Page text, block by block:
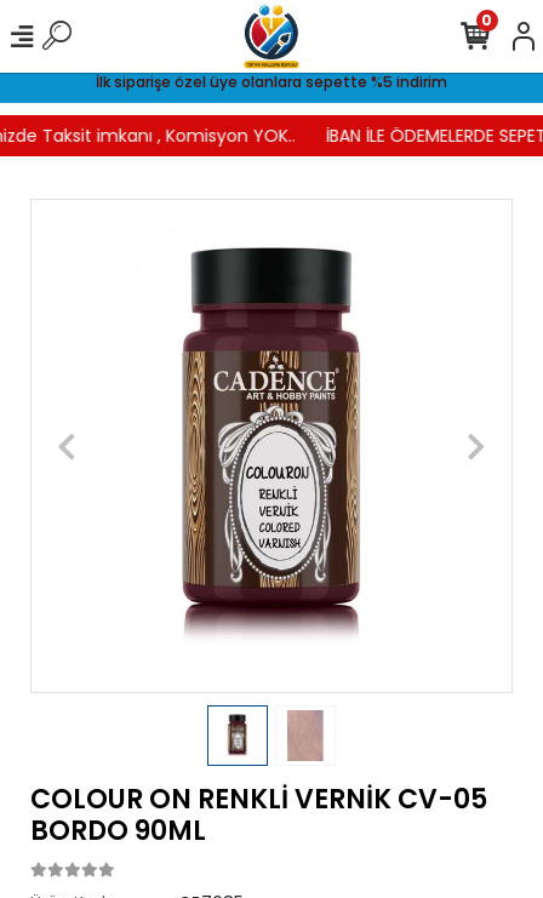
İlk siparişe özel üye olanlara sepette %5 indirim
Taksit imkanı , Komisyon YOK.. İBAN İLE ÖDEMELERDE
0
COLOUR ON RENKLİ VERNİK CV-05
BORDO 90ML